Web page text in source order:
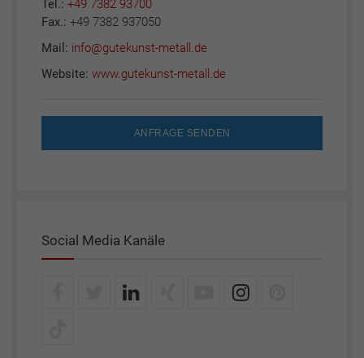
Tel.: +49 7382 93700
Fax.: +49 7382 937050
Mail: info@gutekunst-metall.de
Website: www.gutekunst-metall.de
ANFRAGE SENDEN
Social Media Kanäle